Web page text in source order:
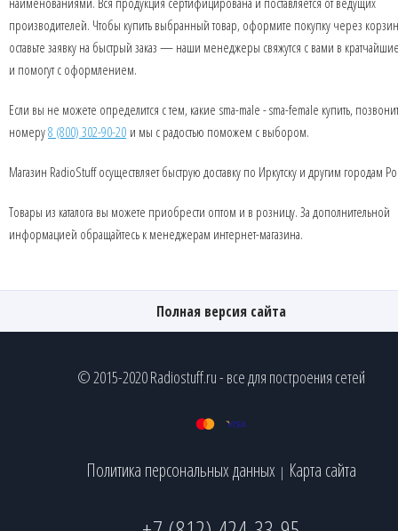
производителей. Чтобы купить выбранный товар, оформите покупку через
оставьте заявку на быстрый заказ — наши менеджеры свяжутся с вами в
и помогут с оформлением.
Если вы не можете определится с тем, какие sma-male - sma-female купить,
номеру8 (800) 302-90-20 и мы с радостью поможем с выбором.
Магазин RadioStuff осуществляет быструю доставку по Иркутску и другим городам
Товары из каталога вы можете приобрести оптом и в розницу. За дополнительной
информацией обращайтесь к менеджерам интернет-магазина.
Полная версия сайта
© 2015-2020 Radiostuff.ru - все для построения сетей
Политика персональных данных | Карта сайта